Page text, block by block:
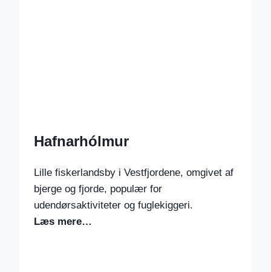
Hafnarhólmur
Lille fiskerlandsby i Vestfjordene, omgivet af
bjerge og fjorde, populær for
udendørsaktiviteter og fuglekiggeri.
Læs mere…